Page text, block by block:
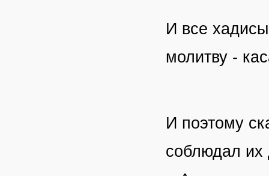
И все
молитву -
И поэтому
соблюдал их